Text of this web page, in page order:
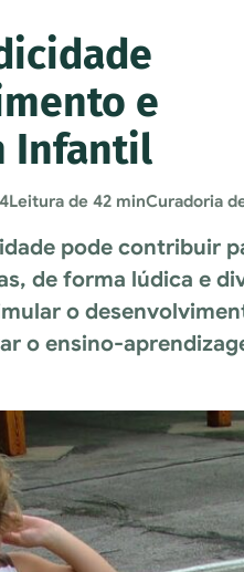
e
Infantil
Leitura de 42 minCuradoria
pode contribuir
de forma lúdica e
o
o ensino-